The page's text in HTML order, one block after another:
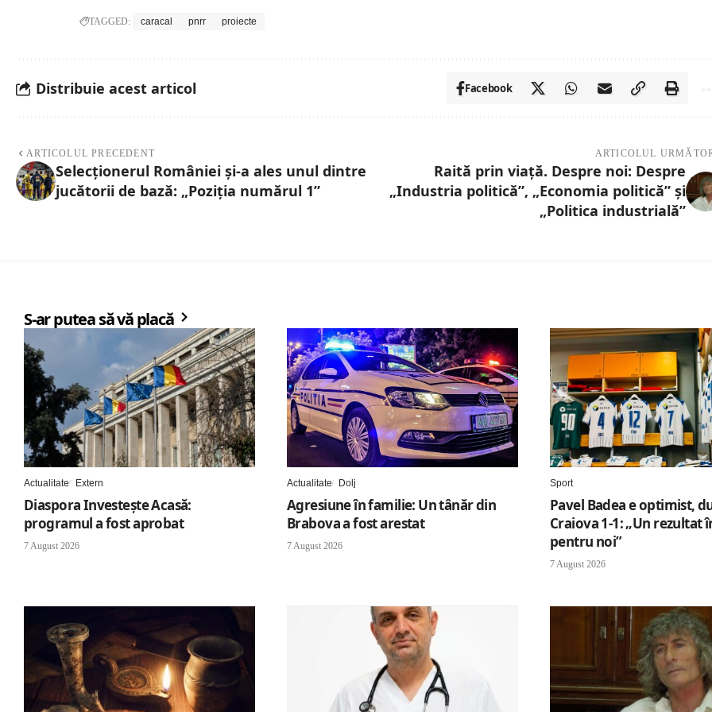
TAGGED: caracal pnrr proiecte
Distribuie acest articol Facebook
ARTICOLUL PRECEDENT
Selecționerul României și-a ales unul dintre
jucătorii de bază: „Poziția numărul 1”
ARTICOLUL
Raită prin viață. Despre noi: Despre
„Industria politică”, „Economia politică” și
„Politica industrială”
S-ar putea să vă placă
Actualitate Extern
Diaspora Investește Acasă:
programul a fost aprobat
7 August 2026
Actualitate Dolj
Agresiune în familie: Un tânăr din
Brabova a fost arestat
7 August 2026
Sport
Pavel Badea e optimist,
Craiova 1-1: „Un rezultat
pentru noi”
7 August 2026